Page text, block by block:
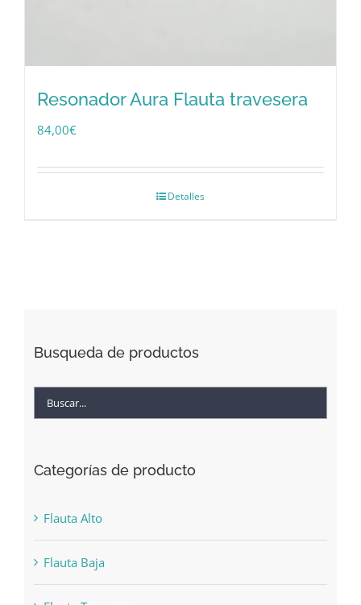
Resonador Aura Flauta travesera
84,00€
Detalles
Busqueda de productos
Categorías de producto
Flauta Alto
Flauta Baja